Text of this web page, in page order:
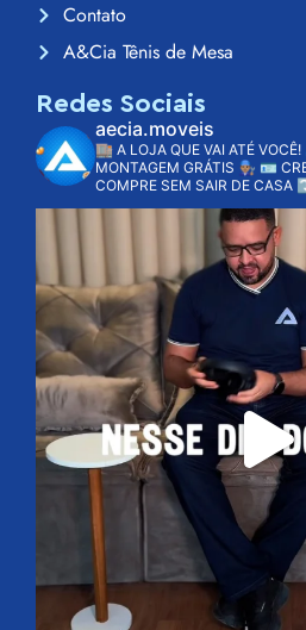
Contato
A&Cia Tênis de Mesa
Redes Sociais
aecia.moveis
🏬 A LOJA QUE VAI ATÉ
MONTAGEM GRÁTIS 👨🏽‍🔧 🪪
COMPRE SEM SAIR DE CASA